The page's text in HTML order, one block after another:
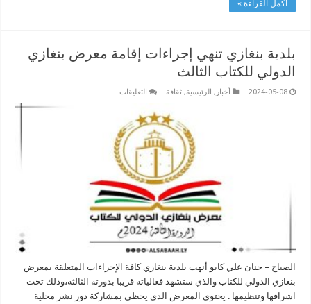
أكمل القراءة »
بلدية بنغازي تنهي إجراءات إقامة معرض بنغازي
الدولي للكتاب الثالث
2024-05-08 أخبار , الرئيسية,ثقافة التعليقات
إقامة
معرض
بنغازي
الدولي
الثالث
مغلقة
الصباح – حنان علي كابو أنهت بلدية بنغازي كافة الإجراءات المتعلقة بمعرض
بنغازي الدولي للكتاب والذي ستشهد فعالياته قريبا بدورته الثالثة،وذلك تحت
اشرافها وتنظيمها . يحتوي المعرض الذي يحظى بمشاركة دور نشر محلية